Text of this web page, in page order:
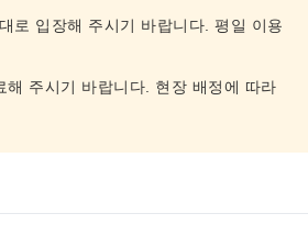
로 입장해 주시기 바랍니다. 평일 이용
주시기 바랍니다. 현장 배정에 따라